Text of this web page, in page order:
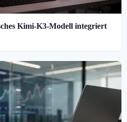
Kimi-K3-Modell integriert